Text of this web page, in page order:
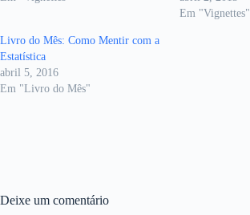
Em "Vignettes"
Livro do Mês: Como Mentir com a
Estatística
abril 5, 2016
Em "Livro do Mês"
Deixe um comentário